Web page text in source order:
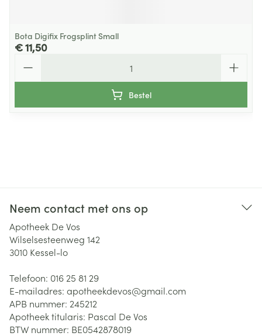
Bota Digifix Frogsplint Small
€ 11,50
Bestel
Neem contact met ons op
Apotheek De Vos
Wilselsesteenweg 142
3010 Kessel-lo
Telefoon: 016 25 81 29
E-mailadres: apotheekdevos@gmail.com
APB nummer: 245212
Apotheek titularis: Pascal De Vos
BTW nummer: BE0542878019